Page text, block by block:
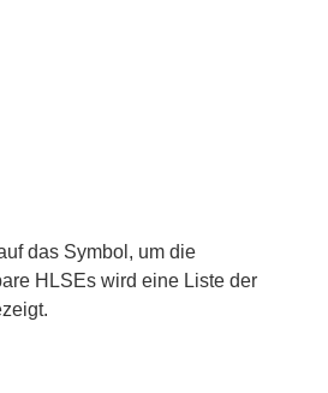
das Symbol, um die
HLSEs wird eine Liste der